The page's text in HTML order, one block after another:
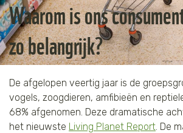
Waarom is ons
zo belangrijk?
De afgelopen veertig jaar is de
vogels, zoogdieren, amfibieën en
68% afgenomen. Deze dramatische
het nieuwste Living Planet Report. De
Jaguar
Koraal
Leeuw
Luipaard
Kleding & Accessoires
Speelgoed